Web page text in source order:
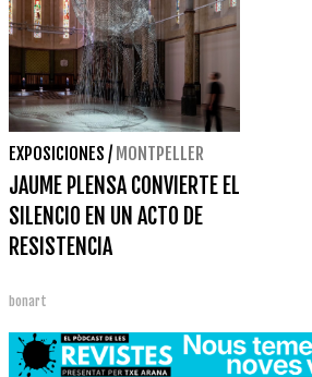
EXPOSICIONES / MONTPELLER
JAUME PLENSA CONVIERTE EL
SILENCIO EN UN ACTO DE
RESISTENCIA
bonart